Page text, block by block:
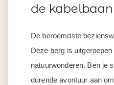
de kabelbaan
De beroemdste
Deze berg is
natuurwonderen. Ben je
durende avontuur aan